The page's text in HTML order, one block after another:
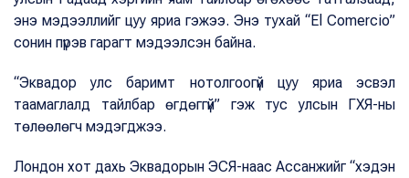
энэ мэдээллийг цуу яриа гэжээ. Энэ тухай “El Comercio”
сонин пүрэв гарагт мэдээлсэн байна.
“Эквадор улс баримт нотолгоогүй цуу яриа эсвэл
таамаглалд тайлбар өгдөггүй” гэж тус улсын ГХЯ-ны
төлөөлөгч мэдэгджээ.
Лондон хот дахь Эквадорын ЭСЯ-наас Ассанжийг “хэдэн